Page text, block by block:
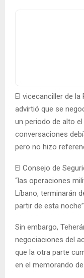
El vicecanciller de la
advirtió que se
un periodo de alto
conversaciones
pero no hizo
El Consejo de
“las operaciones
Líbano, terminarán
partir de esta
Sin embargo,
negociaciones del
que la otra parte
en el memorando